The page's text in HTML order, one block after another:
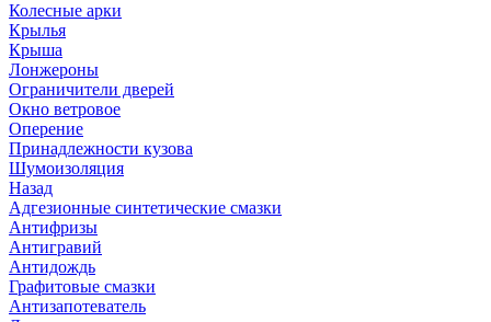
Колесные арки
Крылья
Крыша
Лонжероны
Ограничители дверей
Окно ветровое
Оперение
Принадлежности кузова
Шумоизоляция
Назад
Адгезионные синтетические смазки
Антифризы
Антигравий
Антидождь
Графитовые смазки
Антизапотеватель